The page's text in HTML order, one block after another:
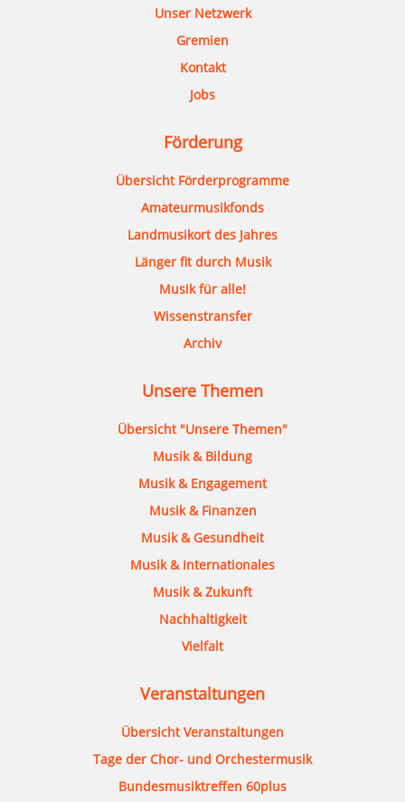
Unser Netzwerk
Gremien
Kontakt
Jobs
Förderung
Übersicht Förderprogramme
Amateurmusikfonds
Landmusikort des Jahres
Länger fit durch Musik
Musik für alle!
Wissenstransfer
Archiv
Unsere Themen
Übersicht "Unsere Themen"
Musik & Bildung
Musik & Engagement
Musik & Finanzen
Musik & Gesundheit
Musik & Internationales
Musik & Zukunft
Nachhaltigkeit
Vielfalt
Veranstaltungen
Übersicht Veranstaltungen
Tage der Chor- und Orchestermusik
Bundesmusiktreffen 60plus